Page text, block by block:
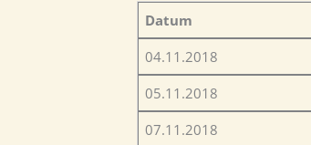
Datum
04.11.2018
05.11.2018
07.11.2018